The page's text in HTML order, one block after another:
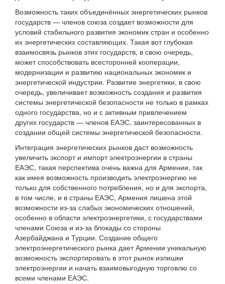
Возможность таких объединённых энергетических рынков
государств — членов союза создает возможности для
условий стабильного развития экономик стран и особенно
их энергетических составляющих. Такая вот глубокая
взаимосвязь рынков этих государств, в свою очередь,
может способствовать всесторонней кооперации,
модернизации и развитию национальных экономик и
энергетической индустрии. Развитие энергетики, в свою
очередь, увеличивает возможность создания и развития
системы энергетической безопасности не только в рамках
одного государства, но и с активным привлечением
других государств — членов ЕАЭС, заинтересованных в
создании общей системы энергетической безопасности.
Интеграция энергетических рынков даст возможность
увеличить экспорт и импорт электроэнергии в страны
ЕАЭС, такая перспектива очень важна для Армении, так
как имея возможность производить электроэнергию не
только для собственного потребления, но и для экспорта,
в том числе, и в страны ЕАЭС, Армения лишена этой
возможности из-за слабых экономических отношений,
особенно в области электроэнергетики, с государствами
членами Союза и из-за блокады со стороны
Азербайджана и Турции. Создание общего
электроэнергетического рынка дает Армении уникальную
возможность экспортировать в этот рынок излишки
электроэнергии и начать взаимовыгодную торговлю со
всеми членами ЕАЭС.